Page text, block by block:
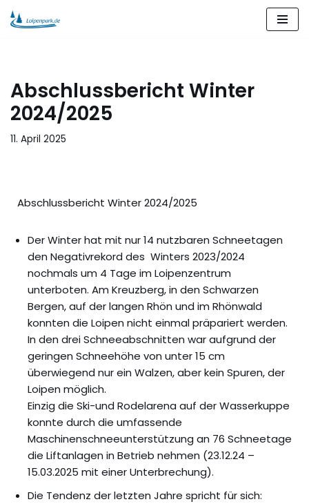
Abschlussbericht Winter
2024/2025
11. April 2025
Abschlussbericht Winter 2024/2025
Der Winter hat mit nur 14 nutzbaren Schneetagen
den Negativrekord des Winters 2023/2024
nochmals um 4 Tage im Loipenzentrum
unterboten. Am Kreuzberg, in den Schwarzen
Bergen, auf der langen Rhön und im Rhönwald
konnten die Loipen nicht einmal präpariert werden.
In den drei Schneeabschnitten war aufgrund der
geringen Schneehöhe von unter 15 cm
überwiegend nur ein Walzen, aber kein Spuren, der
Loipen möglich.
Einzig die Ski-und Rodelarena auf der Wasserkuppe
konnte durch die umfassende
Maschinenschneeunterstützung an 76 Schneetage
die Liftanlagen in Betrieb nehmen (23.12.24 –
15.03.2025 mit einer Unterbrechung).
Die Tendenz der letzten Jahre spricht für sich: